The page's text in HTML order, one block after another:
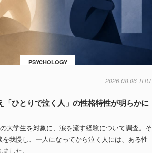
PSYCHOLOGY
2026.08.06 THU
「ひとりで泣く人」の性格特性が明らかに
大学生を対象に、涙を流す経験について調査。そ
我慢し、一人になってから泣く人には、ある性
した。